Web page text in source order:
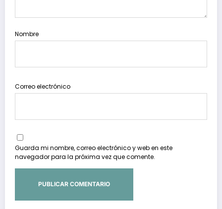
Nombre
Correo electrónico
Guarda mi nombre, correo electrónico y web en este
navegador para la próxima vez que comente.